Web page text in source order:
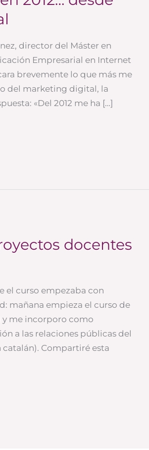
director del Máster en
Empresarial en Internet
brevemente lo que más me
del marketing digital, la
«Del 2012 me ha […]
docentes
el curso empezaba con
mañana empieza el curso de
y me incorporo como
a las relaciones públicas del
Compartiré esta